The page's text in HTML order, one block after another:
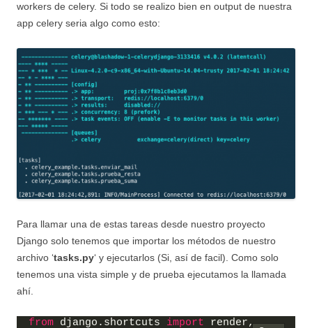
workers de celery. Si todo se realizo bien en output de nuestra
app celery seria algo como esto:
Para llamar una de estas tareas desde nuestro proyecto
Django solo tenemos que importar los métodos de nuestro
archivo ‘tasks.py‘ y ejecutarlos (Si, así de facil). Como solo
tenemos una vista simple y de prueba ejecutamos la llamada
ahí.
from django.shortcuts import render,